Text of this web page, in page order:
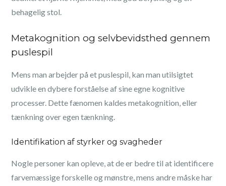
behagelig stol.
Metakognition og selvbevidsthed gennem
puslespil
Mens man arbejder på et puslespil, kan man utilsigtet
udvikle en dybere forståelse af sine egne kognitive
processer. Dette fænomen kaldes metakognition, eller
tænkning over egen tænkning.
Identifikation af styrker og svagheder
Nogle personer kan opleve, at de er bedre til at identificere
farvemæssige forskelle og mønstre, mens andre måske har